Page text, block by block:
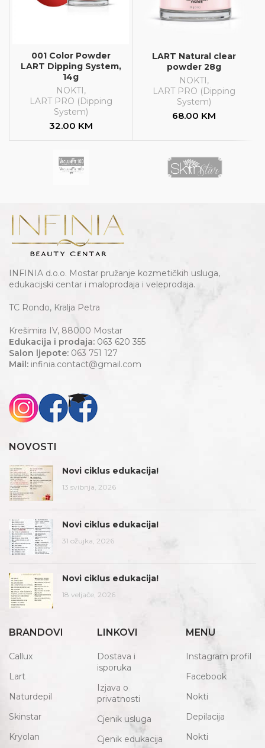
001 Color Powder
LART Dipping System,
14g
NOKTI ,
LART PRO (Dipping
System)
32.00 KM
LART Natural clear
powder 28g
NOKTI ,
LART PRO (Dipping
System)
68.00 KM
INFINIA d.o.o. Mostar pružanje kozmetičkih usluga,
edukacijski centar i maloprodaja i veleprodaja.
TC Rondo, Kralja Petra
Krešimira IV, 88000 Mostar
Edukacija i prodaja: 063 620 355
Salon ljepote: 063 751 127
Mail: infinia.contact@gmail.com
NOVOSTI
Novi ciklus edukacija!
13 svibnja, 2026
Novi ciklus edukacija!
31 ožujka, 2026
Novi ciklus edukacija!
18 veljače, 2026
BRANDOVI
Callux
Lart
Naturdepil
Skinstar
Kryolan
LINKOVI
Dostava i
isporuka
Izjava o
privatnosti
Cjenik usluga
Cjenik edukacija
MENU
Instagram profil
Facebook
Nokti
Depilacija
Nokti